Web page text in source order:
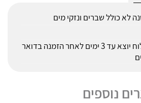
לא כולל שברים ונזקי מים
המשלוח יוצא עד 3 ימים לאחר הזמנה בדואר
נוספים